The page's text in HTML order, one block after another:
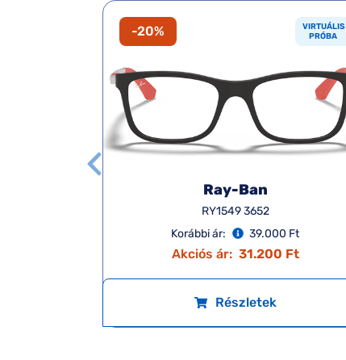
-20%
VIRTUÁLIS
PRÓBA
Ray-Ban
RY1549 3652
Korábbi ár:
39.000 Ft
Akciós ár: 31.200 Ft
Részletek